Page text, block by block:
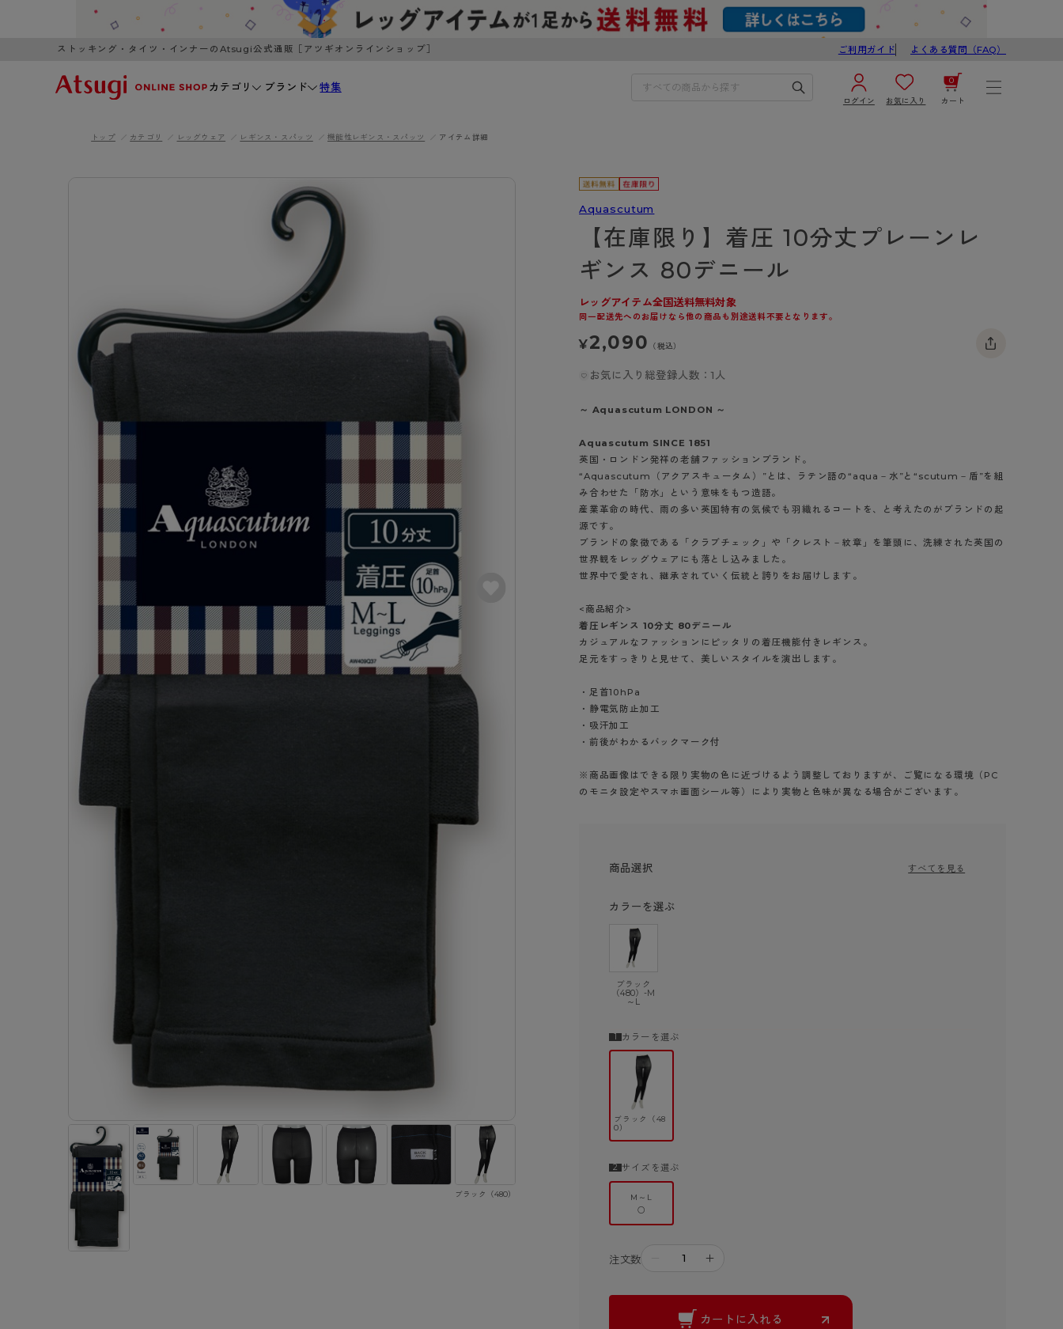
ストッキング・タイツ・インナーのAtsugi公式通販［アツギオンラインショップ］ ご利用ガイド よくある質問（FAQ）
カテゴリ
WOMEN MEN KIDS
- 柄ストッキング
- ショート丈ストッキング
- 着圧ストッキング
- 無地タイツ
- 着圧タイツ
ソックス・靴下
レギンス・スパッツ
インナーウェア
ブラジャー
- ノンワイヤーブラ
- ワイヤーブラ
- ブラトップ
- ガードル・補正ショーツ
- 長袖（七分袖以上）
- タンクトップ
- カップ付きインナー
ルームウェア・パジャマ
アクティブ・スポーツ
ソックス・靴下
クルー・レギュラー丈ソックス
スニーカー丈・くるぶし丈ソックス
ハイソックス
インナーウエア
メンズパンツ
ボクサー
トランクス
Tバック・ビキニ
肌着・インナー
ライフスタイルウェア
ルームウェア・パジャマ
タイツ
ソックス・靴下
クルー・レギュラー丈ソックス
スニーカー丈・くるぶし丈ソックス
ハイソックス
スクールソックス
インナーウエア
ブラジャー
ノンワイヤーブラ
ワイヤーブラ
スポーツブラ
ショーツ
カテゴリ一覧へ
ブランド
AZGI アスティーグ クリアビューティアクティブ
hotto comfort
CLINICAL
特集
ログイン お気に入り カート
0
3,980円以上のご購入で送料無料
ストッキング
- 無地ストッキング
- ショート丈ストッキング
- 着圧ストッキング
- パンティ部レスストッキング
タイツ
- 無地タイツ
- 柄タイツ
- ひざ下丈タイツ
レギンス・スパッツ
インナーウェア
ブラジャー
- ワイヤーブラ
- ブラトップ
ショーツ
- レギュラーショーツ
- サニタリーショーツ
- ガードル・補正ショーツ
肌着・インナー
- カップ付きインナー
ライフスタイルウェア
トップス
ルームウェア・パジャマ
- スポーツブラ
- スポーツトップス
- スポーツボトムス
雑貨・小物
レッグウエア
ソックス・靴下
クルー・レギュラー丈ソックス
インナーウエア
メンズパンツ
Tバック・ビキニ
肌着・インナー
ライフスタイルウェア
ルームウェア・パジャマ
レッグウエア
タイツ
ソックス・靴下
スニーカー丈・くるぶし丈ソックス
ハイソックス
スクールソックス
インナーウエア
ブラジャー
スポーツブラ
ショーツ
レギュラーショーツ
サニタリーショーツ
ボクサー
ブランドから探す
クリアビューティアクティブ
Atsugi COLORS
BT
スクールタイム
みんなの、みんなの。
CLINICAL
ハイジュニ
ブランド一覧へ
商品選びのお手伝い
お悩み別ガードル
ブラジャー特集
私に似合う、ストッキング選び
タイツの選び方
はじめての方へ
よくある質問（FAQ）
サイズ表
お支払い方法について
配送方法について
お問い合わせについて
トップ カテゴリ レッグウェア レギンス・スパッツ 機能性レギンス・スパッツ アイテム詳細
ブラック（480）
Aquascutum
【在庫限り】着圧 10分丈プレーンレ
ギンス 80デニール
レッグアイテム全国送料無料対象
同一配送先へのお届けなら他の商品も別途送料不要となります。
¥2,090 （税込）
お気に入り総登録人数：1人
～ Aquascutum LONDON ～
Aquascutum SINCE 1851
英国・ロンドン発祥の老舗ファッションブランド。
“Aquascutum（アクアスキュータム）”とは、ラテン語の“aqua－水”と“scutum－盾”を組
み合わせた「防水」という意味をもつ造語。
産業革命の時代、雨の多い英国特有の気候でも羽織れるコートを、と考えたのがブランドの起
源です。
ブランドの象徴である「クラブチェック」や「クレスト－紋章」を筆頭に、洗練された英国の
世界観をレッグウェアにも落とし込みました。
世界中で愛され、継承されていく伝統と誇りをお届けします。
<商品紹介>
着圧レギンス 10分丈 80デニール
カジュアルなファッションにピッタリの着圧機能付きレギンス。
足元をすっきりと見せて、美しいスタイルを演出します。
・足首10hPa
・静電気防止加工
・吸汗加工
・前後がわかるバックマーク付
※商品画像はできる限り実物の色に近づけるよう調整しておりますが、ご覧になる環境（PC
のモニタ設定やスマホ画面シール等）により実物と色味が異なる場合がございます。
商品選択 すべてを見る
カラーを選ぶ
ブラック
（480）-M
～L
カラーを選ぶ
ブラック（48
0）
サイズを選ぶ
M～L
○
注文数 ＋
カートに入れる